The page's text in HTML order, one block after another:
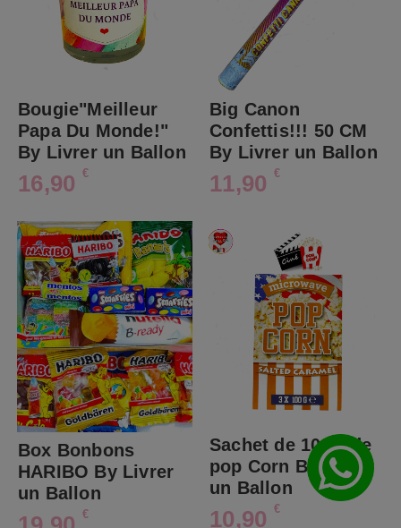
Bougie"Meilleur
Papa Du Monde!"
By Livrer un Ballon
16,90 €
Big Canon
Confettis!!! 50 CM
By Livrer un Ballon
11,90 €
Box Bonbons
HARIBO By Livrer
un Ballon
€
Sachet de 100G de
pop Corn By Livrer
un Ballon
10,90 €